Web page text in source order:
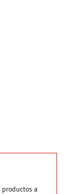
a